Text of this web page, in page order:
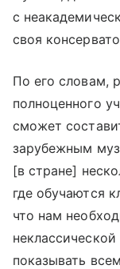
с
своя
По его словам,
полноценного
сможет
зарубежным
[в стране]
где обучаются
что нам
показывать